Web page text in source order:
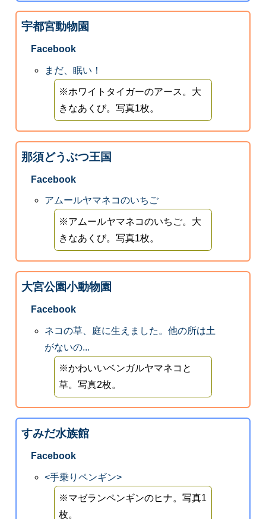
宇都宮動物園
Facebook
まだ、眠い！
※ホワイトタイガーのアース。大
きなあくび。写真1枚。
那須どうぶつ王国
Facebook
アムールヤマネコのいちご
※アムールヤマネコのいちご。大
きなあくび。写真1枚。
大宮公園小動物園
Facebook
ネコの草、庭に生えました。他の所は土
がないの...
※かわいいベンガルヤマネコと
草。写真2枚。
すみだ水族館
Facebook
<手乗りペンギン>
※マゼランペンギンのヒナ。写真1
枚。